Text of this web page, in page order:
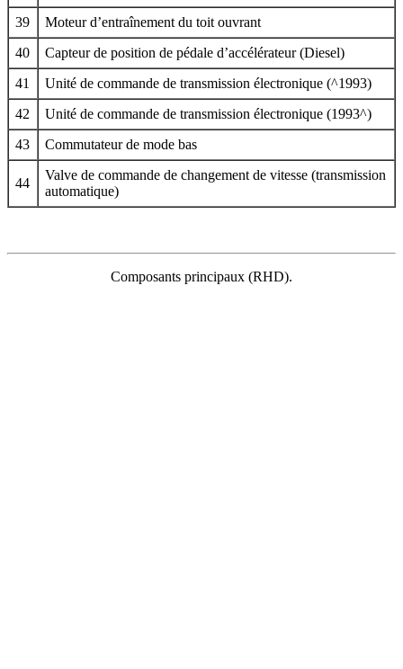
39
Moteur d’entraînement du toit ouvrant
40
Capteur de position de pédale d’accélérateur (Diesel)
41
Unité de commande de transmission électronique (^1993)
42
Unité de commande de transmission électronique (1993^)
43
Commutateur de mode bas
44
Valve de commande de changement de vitesse (transmission
automatique)
Сomposants principaux (RHD).